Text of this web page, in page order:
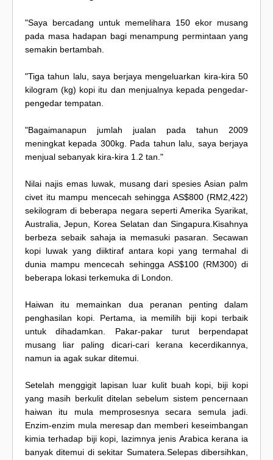
"Saya bercadang untuk memelihara 150 ekor musang
pada masa hadapan bagi menampung permintaan yang
semakin bertambah.
"Tiga tahun lalu, saya berjaya mengeluarkan kira-kira 50
kilogram (kg) kopi itu dan menjualnya kepada pengedar-
pengedar tempatan.
"Bagaimanapun jumlah jualan pada tahun 2009
meningkat kepada 300kg. Pada tahun lalu, saya berjaya
menjual sebanyak kira-kira 1.2 tan."
Nilai najis emas luwak, musang dari spesies Asian palm
civet itu mampu mencecah sehingga AS$800 (RM2,422)
sekilogram di beberapa negara seperti Amerika Syarikat,
Australia, Jepun, Korea Selatan dan Singapura.Kisahnya
berbeza sebaik sahaja ia memasuki pasaran. Secawan
kopi luwak yang diiktiraf antara kopi yang termahal di
dunia mampu mencecah sehingga AS$100 (RM300) di
beberapa lokasi terkemuka di London.
Haiwan itu memainkan dua peranan penting dalam
penghasilan kopi. Pertama, ia memilih biji kopi terbaik
untuk dihadamkan. Pakar-pakar turut berpendapat
musang liar paling dicari-cari kerana kecerdikannya,
namun ia agak sukar ditemui.
Setelah menggigit lapisan luar kulit buah kopi, biji kopi
yang masih berkulit ditelan sebelum sistem pencernaan
haiwan itu mula memprosesnya secara semula jadi.
Enzim-enzim mula meresap dan memberi keseimbangan
kimia terhadap biji kopi, lazimnya jenis Arabica kerana ia
banyak ditemui di sekitar Sumatera.Selepas dibersihkan,